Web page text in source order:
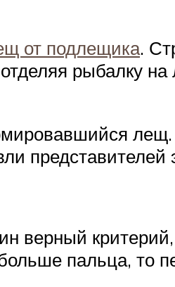
от подлещика.
рыбалку
лещ.
верный
пальца, то